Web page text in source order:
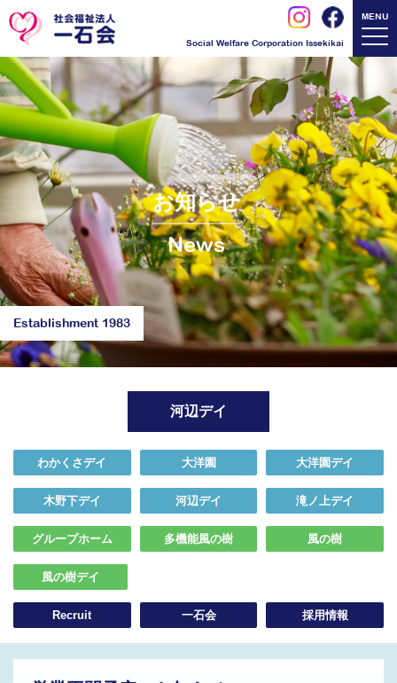
Social Welfare Corporation Issekikai
MENU
お知らせ
News
Establishment 1983
河辺デイ
わかくさデイ 大洋園 大洋園デイ
木野下デイ 河辺デイ 滝ノ上デイ
グループホーム 多機能風の樹 風の樹
風の樹デイ
Recruit 一石会 採用情報